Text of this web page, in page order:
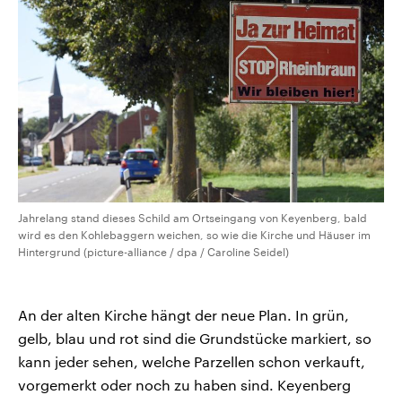
Jahrelang stand dieses Schild am Ortseingang von Keyenberg, bald
wird es den Kohlebaggern weichen, so wie die Kirche und Häuser im
Hintergrund (picture-alliance / dpa / Caroline Seidel)
An der alten Kirche hängt der neue Plan. In grün,
gelb, blau und rot sind die Grundstücke markiert, so
kann jeder sehen, welche Parzellen schon verkauft,
vorgemerkt oder noch zu haben sind. Keyenberg